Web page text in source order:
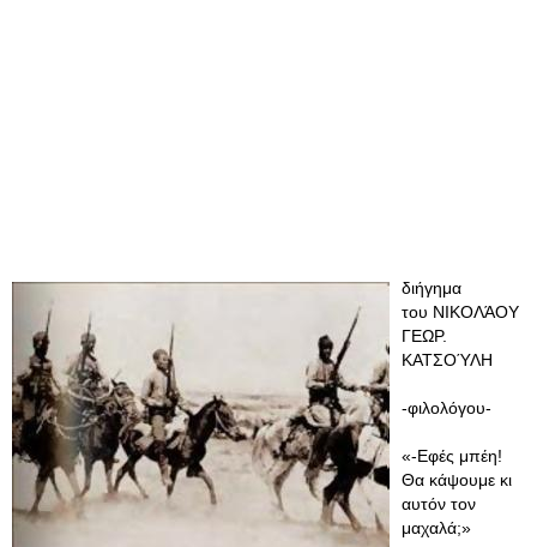
διήγημα
του ΝΙΚΟΛΆΟΥ
ΓΕΩΡ.
ΚΑΤΣΟΎΛΗ
-φιλολόγου-
«-Εφές μπέη!
Θα κάψουμε κι
αυτόν τον
μαχαλά;»